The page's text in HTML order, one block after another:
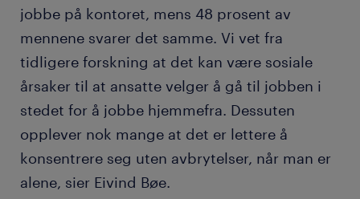
jobbe på kontoret, mens 48 prosent av
mennene svarer det samme. Vi vet fra
tidligere forskning at det kan være sosiale
årsaker til at ansatte velger å gå til jobben i
stedet for å jobbe hjemmefra. Dessuten
opplever nok mange at det er lettere å
konsentrere seg uten avbrytelser, når man er
alene, sier Eivind Bøe.